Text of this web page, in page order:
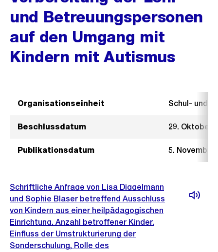
und Betreuungspersonen
auf den Umgang mit
Kindern mit Autismus
Organisationseinheit Schul- und
Beschlussdatum 29. Oktober
Publikationsdatum 5. November
Schriftliche Anfrage von Lisa Diggelmann
und Sophie Blaser betreffend Ausschluss
von Kindern aus einer heilpädagogischen
Einrichtung, Anzahl betroffener Kinder,
Einfluss der Umstrukturierung der
Sonderschulung, Rolle des